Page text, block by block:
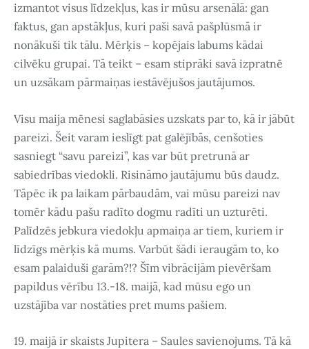
izmantot visus līdzekļus, kas ir mūsu arsenālā: gan
faktus, gan apstākļus, kuri paši savā pašplūsmā ir
nonākuši tik tālu. Mērķis – kopējais labums kādai
cilvēku grupai. Tā teikt – esam stiprāki savā izpratnē
un uzsākam pārmaiņas iestāvējušos jautājumos.
Visu maija mēnesi saglabāsies uzskats par to, kā ir jābūt
pareizi. Šeit varam ieslīgt pat galējībās, cenšoties
sasniegt “savu pareizi”, kas var būt pretrunā ar
sabiedrības viedokli. Risināmo jautājumu būs daudz.
Tāpēc ik pa laikam pārbaudām, vai mūsu pareizi nav
tomēr kādu pašu radīto dogmu radīti un uzturēti.
Palīdzēs jebkura viedokļu apmaiņa ar tiem, kuriem ir
līdzīgs mērķis kā mums. Varbūt šādi ieraugām to, ko
esam palaiduši garām?!? Šīm vibrācijām pievēršam
papildus vērību 13.-18. maijā, kad mūsu ego un
uzstājība var nostāties pret mums pašiem.
19. maijā ir skaists Jupitera – Saules savienojums. Tā kā